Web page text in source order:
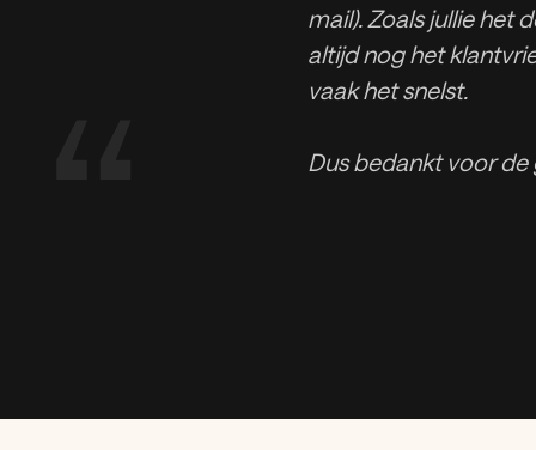
mail). Zoals jullie het
altijd nog het
vaak het snelst.
Dus bedankt voor